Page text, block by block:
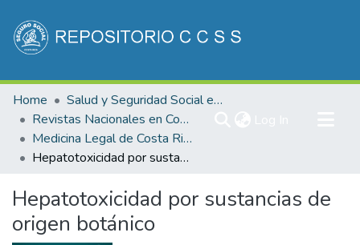
Communities & Collections
All of DSpace
Statistics
Home
Salud y Seguridad Social en Costa Rica
Revistas Nacionales en Costa Rica
Medicina Legal de Costa Rica
Hepatotoxicidad por sustancias de origen botánico
Hepatotoxicidad por sustancias de
origen botánico